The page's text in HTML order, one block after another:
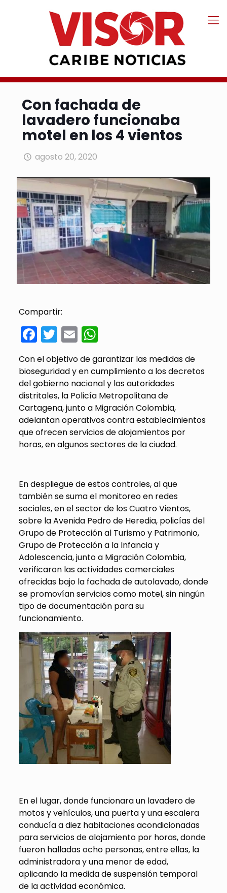
Con fachada de
lavadero funcionaba
motel en los 4 vientos
agosto 20, 2020
Compartir:
Facebook
Twitter
EmailWhatsApp
Con el objetivo de garantizar las medidas de
bioseguridad y en cumplimiento a los decretos
del gobierno nacional y las autoridades
distritales, la Policía Metropolitana de
Cartagena, junto a Migración Colombia,
adelantan operativos contra establecimientos
que ofrecen servicios de alojamientos por
horas, en algunos sectores de la ciudad.
En despliegue de estos controles, al que
también se suma el monitoreo en redes
sociales, en el sector de los Cuatro Vientos,
sobre la Avenida Pedro de Heredia, policías del
Grupo de Protección al Turismo y Patrimonio,
Grupo de Protección a la Infancia y
Adolescencia, junto a Migración Colombia,
verificaron las actividades comerciales
ofrecidas bajo la fachada de autolavado, donde
se promovían servicios como motel, sin ningún
tipo de documentación para su
funcionamiento.
En el lugar, donde funcionara un lavadero de
motos y vehículos, una puerta y una escalera
conducía a diez habitaciones acondicionadas
para servicios de alojamiento por horas, donde
fueron halladas ocho personas, entre ellas, la
administradora y una menor de edad,
aplicando la medida de suspensión temporal
de la actividad económica.